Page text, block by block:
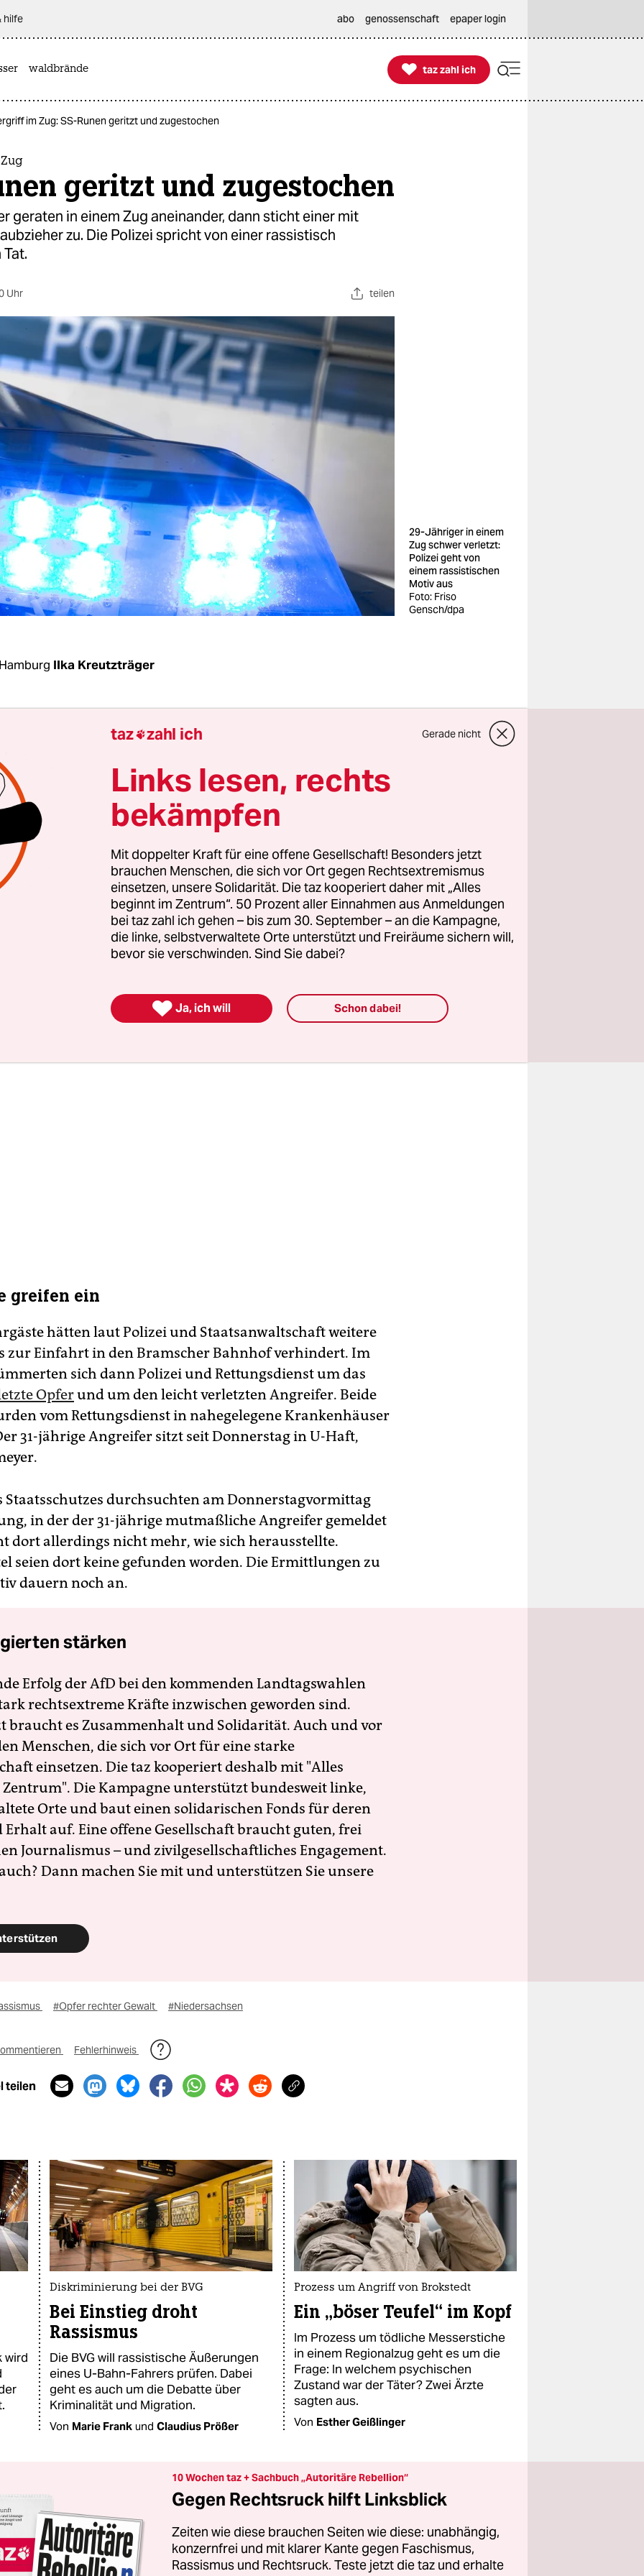
hilfe abo genossenschaft epaper login
waldbrände 
taz zahl ich
taz zahl ich
im Zug: SS-Runen geritzt und zugestochen
geritzt und zugestochen
geraten in einem Zug aneinander, dann sticht einer mit
zu. Die Polizei spricht von einer rassistisch
Uhr teilen
29-Jähriger in einem
Zug schwer verletzt:
Polizei geht von
einem rassistischen
Motiv aus
Foto: Friso
Gensch/dpa
Ilka Kreutzträger
einer Auseinandersetzung
und
ist ein 29-Jähriger am Dienstagabend
worden. „Nach dem aktuellen Stand der Ermittlungen
Hinweise auf eine fremdenfeindlich motivierte Tat“,
Mitteilung der Polizei und Staatsanwaltschaft vom
Täter, ein 31-jähriger Schwede, hat erst
und SS-Runen in die Rückenlehnen einiger Sitze geritzt
29-jährigen Senegalesen beschimpft: Er solle zurück in
sagte Oberstaatsanwalt Alexander Retemeyer,
Staatsanwaltschaft Osnabrück, der taz. Dann habe er ihn
greifen ein
hätten laut Polizei und Staatsanwaltschaft weitere
zur Einfahrt in den Bramscher Bahnhof verhindert. Im
sich dann Polizei und Rettungsdienst um das
Opferund um den leicht verletzten Angreifer. Beide
vom Rettungsdienst in nahegelegene Krankenhäuser
31-jährige Angreifer sitzt seit Donnerstag in U-Haft,
Staatsschutzes durchsuchten am Donnerstagvormittag
in der der 31-jährige mutmaßliche Angreifer gemeldet
dort allerdings nicht mehr, wie sich herausstellte.
seien dort keine gefunden worden. Die Ermittlungen zu
dauern noch an.
stärken
Erfolg der AfD bei den kommenden Landtagswahlen
rechtsextreme Kräfte inzwischen geworden sind.
braucht es Zusammenhalt und Solidarität. Auch und vor
Menschen, die sich vor Ort für eine starke
einsetzen. Die taz kooperiert deshalb mit "Alles
Die Kampagne unterstützt bundesweit linke,
Orte und baut einen solidarischen Fonds für deren
Erhalt auf. Eine offene Gesellschaft braucht guten, frei
Journalismus – und zivilgesellschaftliches Engagement.
Dann machen Sie mit und unterstützen Sie unsere
#Opfer rechter Gewalt #Niedersachsen
Fehlerhinweis
teilen
wird
Diskriminierung bei der BVG
Bei Einstieg droht
Rassismus
Die BVG will rassistische Äußerungen
eines U-Bahn-Fahrers prüfen. Dabei
geht es auch um die Debatte über
Kriminalität und Migration.
Von Marie Frank und Claudius Prößer
Prozess um Angriff von Brokstedt
Ein „böser Teufel“ im Kopf
Im Prozess um tödliche Messerstiche
in einem Regionalzug geht es um die
Frage: In welchem psychischen
Zustand war der Täter? Zwei Ärzte
sagten aus.
Von Esther Geißlinger
10 Wochen taz + Sachbuch „Autoritäre Rebellion“
Gegen Rechtsruck hilft Linksblick
Zeiten wie diese brauchen Seiten wie diese: unabhängig,
konzernfrei und mit klarer Kante gegen Faschismus,
Rassismus und Rechtsruck. Teste jetzt die taz und erhalte
taz zahl ich Gerade nicht
Links lesen, rechts
bekämpfen
Mit doppelter Kraft für eine offene Gesellschaft! Besonders jetzt
brauchen Menschen, die sich vor Ort gegen Rechtsextremismus
einsetzen, unsere Solidarität. Die taz kooperiert daher mit „Alles
beginnt im Zentrum“. 50 Prozent aller Einnahmen aus Anmeldungen
bei taz zahl ich gehen – bis zum 30. September – an die Kampagne,
die linke, selbstverwaltete Orte unterstützt und Freiräume sichern will,
bevor sie verschwinden. Sind Sie dabei?
 Ja, ich will Schon dabei!